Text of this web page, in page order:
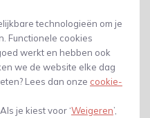
technologieën om je
Functionele cookies
werkt en hebben ook
we de website elke dag
Lees dan onze cookie-
je kiest voor ‘Weigeren’,
blijven
in de glasbak gegooid.
langere tijd.